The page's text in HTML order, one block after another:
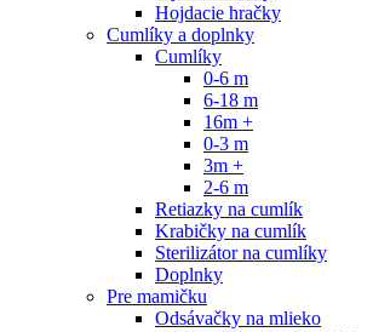
Hojdacie hračky
Cumlíky a doplnky
Cumlíky
0-6 m
6-18 m
16m +
0-3 m
3m +
2-6 m
Retiazky na cumlík
Krabičky na cumlík
Sterilizátor na cumlíky
Doplnky
Pre mamičku
Odsávačky na mlieko